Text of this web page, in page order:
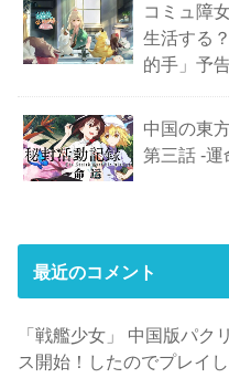
コミュ障
生活する
的手」予
中国の東
第三話 -運
最近のコメント
「戦艦少女」 中国版パ
ス開始！したのでプレイ